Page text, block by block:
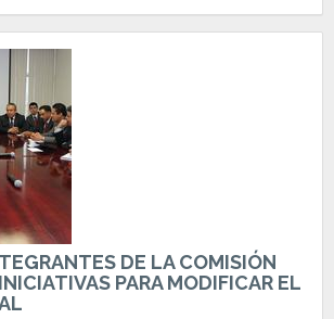
DE LA COMISIÓN
PARA MODIFICAR EL